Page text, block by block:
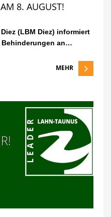
8. AUGUST!
(LBM Diez) informiert
an…
MEHR